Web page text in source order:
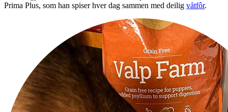
Prima Plus, som han spiser hver dag sammen med deilig våtfôr.